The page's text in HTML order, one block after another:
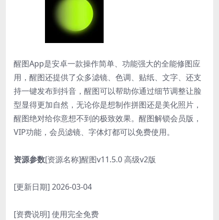
醒图App是安卓一款操作简单、功能强大的全能修图应
用，醒图还提供了众多滤镜、色调、贴纸、文字、还支
持一键发布到抖音，醒图可以帮助你通过细节调整让脸
型显得更加自然，无论你是想制作拼图还是美化照片，
醒图绝对给你意想不到的极致效果。醒图解锁会员版，
VIP功能，会员滤镜、字体灯都可以免费使用。
资源参数[资源名称]醒图v11.5.0 高级v2版
[更新日期] 2026-03-04
[资费说明] 使用完全免费